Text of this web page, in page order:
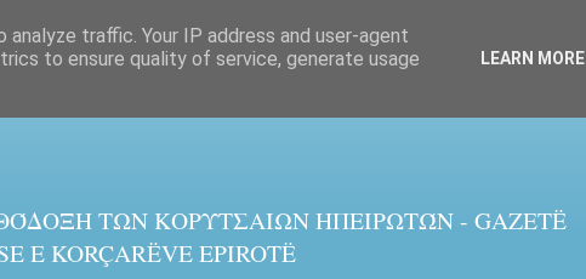
ΤΩΝ ΚΟΡΥΤΣΑΙΩΝ ΗΠΕΙΡΩΤΏΝ - GAZETË
E KORÇARËVE EPIROTË
traffic. Your IP address and user-agent
to ensure quality of service, generate usage
LEARN MORE